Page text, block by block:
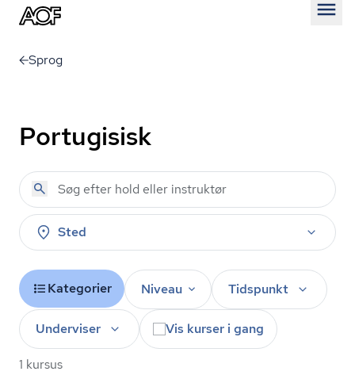
Sprog
Portugisisk
Sted
Kategorier Niveau Tidspunkt
Underviser Vis kurser i gang
1 kursus